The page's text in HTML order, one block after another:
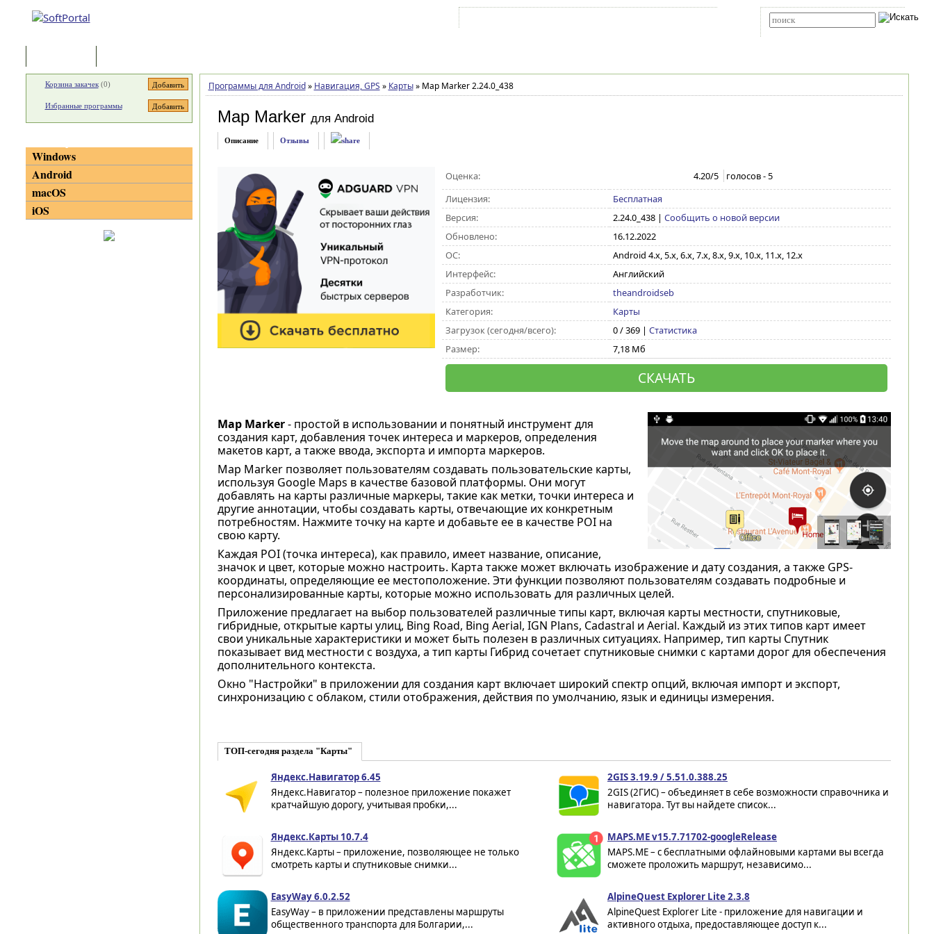
Программы для Android » Навигация, GPS » Карты »Map Marker 2.24.0_438
Map Marker для Android
Описание Отзывы
Оценка: 4.20/5 голосов -5
Лицензия:
Бесплатная
Версия:
2.24.0_438| Сообщить о новой версии
Обновлено:
16.12.2022
ОС:
Android 4.x, 5.x, 6.x, 7.x, 8.x, 9.x, 10.x, 11.x, 12.x
Интерфейс:
Английский
Разработчик:
theandroidseb
Категория:
Карты
Загрузок (сегодня/всего):
0 / 369 | Статистика
Размер:
7,18 Мб
СКАЧАТЬ
Map Marker- простой в использовании и понятный инструмент для
создания карт, добавления точек интереса и маркеров, определения
макетов карт, а также ввода, экспорта и импорта маркеров.
Map Marker позволяет пользователям создавать пользовательские карты,
используя Google Maps в качестве базовой платформы. Они могут
добавлять на карты различные маркеры, такие как метки, точки интереса и
другие аннотации, чтобы создавать карты, отвечающие их конкретным
потребностям. Нажмите точку на карте и добавьте ее в качестве POI на
свою карту.
Каждая POI (точка интереса), как правило, имеет название, описание,
значок и цвет, которые можно настроить. Карта также может включать изображение и дату создания, а также GPS-
координаты, определяющие ее местоположение. Эти функции позволяют пользователям создавать подробные и
персонализированные карты, которые можно использовать для различных целей.
Приложение предлагает на выбор пользователей различные типы карт, включая карты местности, спутниковые,
гибридные, открытые карты улиц, Bing Road, Bing Aerial, IGN Plans, Cadastral и Aerial. Каждый из этих типов карт имеет
свои уникальные характеристики и может быть полезен в различных ситуациях. Например, тип карты Спутник
показывает вид местности с воздуха, а тип карты Гибрид сочетает спутниковые снимки с картами дорог для обеспечения
дополнительного контекста.
Окно "Настройки" в приложении для создания карт включает широкий спектр опций, включая импорт и экспорт,
синхронизацию с облаком, стили отображения, действия по умолчанию, язык и единицы измерения.
ТОП-сегодня раздела "Карты"
Яндекс.Навигатор 6.45
Яндекс.Навигатор – полезное приложение покажет
кратчайшую дорогу, учитывая пробки,...
2GIS 3.19.9 / 5.51.0.388.25
2GIS (2ГИС) – объединяет в себе возможности справочника и
навигатора. Тут вы найдете список...
Яндекс.Карты 10.7.4
Яндекс.Карты – приложение, позволяющее не только
смотреть карты и спутниковые снимки...
MAPS.ME v15.7.71702-googleRelease
MAPS.ME – с бесплатными офлайновыми картами вы всегда
сможете проложить маршрут, независимо...
EasyWay 6.0.2.52
EasyWay – в приложении представлены маршруты
общественного транспорта для Болгарии,...
AlpineQuest Explorer Lite 2.3.8
AlpineQuest Explorer Lite - приложение для навигации и
активного отдыха, предоставляющее доступ к...
Корзина закачек(0)
Избранные программы
Windows
Android
macOS
iOS